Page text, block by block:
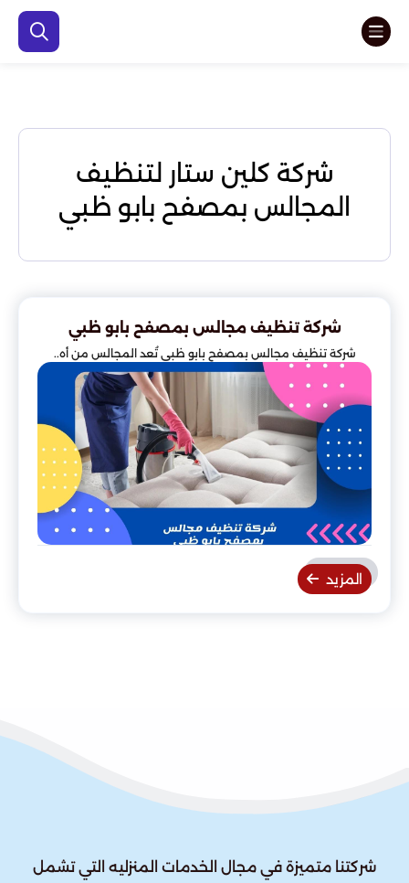
شركة كلين ستار لتنظيف
المجالس بمصفح بابو ظبي
شركة تنظيف مجالس بمصفح بابو ظبي
شركة تنظيف مجالس بمصفح بابو ظبي تُعد المجالس من أه..
المزيد
شركتنا متميزة في مجال الخدمات المنزليه التي تشمل